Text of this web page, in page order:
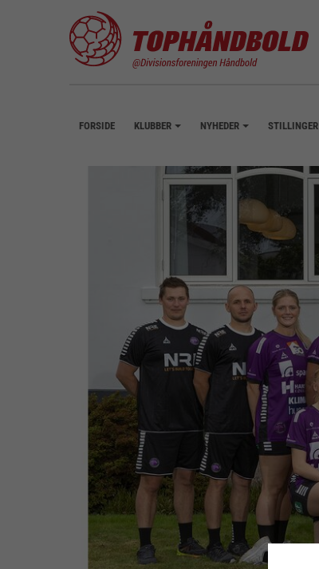
FORSIDE KLUBBER NYHEDER STILLINGER